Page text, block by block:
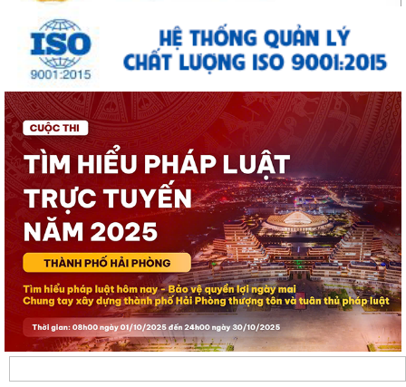
1/2.000 quận Lê Chân đến năm 2040
Thông báo về việc tăng cường bảo đảm trật tự an toàn giao thông,
trật tự đường hè trên địa bàn...
Thông báo về việc di dời các cơ sở sản xuất, kinh doanh đang thuê đất,
thuê mặt bằng của Công ty Cổ...
THÔNG BÁO TƯ VẤN PHÁP LUẬT MIỄN PHÍ CHO NHÂN DÂN
LỄ CẦU SIÊU TƯỞNG NIỆM ANH LINH CÁC ANH HÙNG LIỆT SĨ TẠI ĐỀN
LIỆT SĨ PHƯỜNG AN BIÊN - LÊ CHÂN
ĐỀN LIỆT SĨ PHƯỜNG AN BIÊN - LÊ CHÂN ĐÓN CÁC ĐOÀN ĐẠI BIỂU
ĐẾN DÂNG HƯƠNG, DÂNG HOA TƯỞNG NIỆM CÁC...
ĐỒNG CHÍ BÍ THƯ ĐẢNG ỦY, ĐỒNG CHÍ CHỦ TỊCH UBND PHƯỜNG AN
BIÊN ĐỐI THOẠI TRỰC TIẾP VỚI NHÂN DÂN NĂM...